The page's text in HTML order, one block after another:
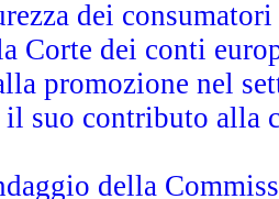
dei consumatori
Corte dei conti
promozione nel
il suo contributo
della